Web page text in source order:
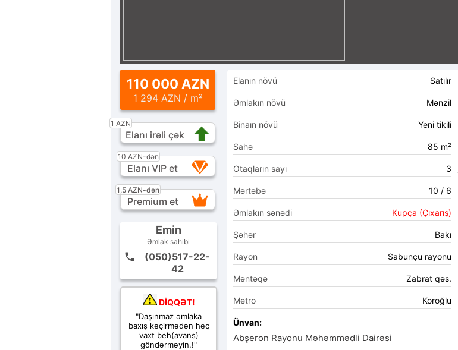
110 000 AZN
1 294 AZN / m²
1 AZN
Elanı irəli çək
10 AZN-dən
Elanı VIP et
1,5 AZN-dən
Premium et
Emin
Əmlak sahibi
(050)517-22-
42
DİQQƏT!
"Daşınmaz əmlaka
baxış keçirmədən heç
vaxt beh(avans)
göndərməyin.!"
Elanın növü Satılır
Əmlakın növü Mənzil
Binaın növü Yeni tikili
Sahə 85 m²
Otaqların sayı 3
Mərtəbə 10 / 6
Əmlakın sənədi Kupça (Çıxarış)
Şəhər Bakı
Rayon Sabunçu rayonu
Məntəqə Zabrat qəs.
Metro Koroğlu
Ünvan:
Abşeron Rayonu Məhəmmədli Dairəsi